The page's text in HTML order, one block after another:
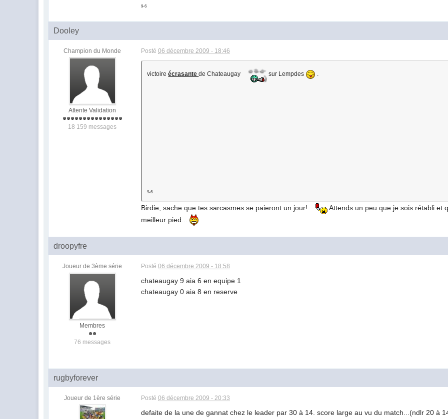
9-6
Dooley
Champion du Monde
Attente Validation
18 159 messages
Posté06 décembre 2009 - 18:46
victoireécrasantede Chateaugay sur Lempdes .
9-6
Birdie, sache que tes sarcasmes se paieront un jour!...
Attends un peu que je sois rétabli et
meilleur pied...
droopyfre
Joueur de 3ème série
Membres
76 messages
Posté06 décembre 2009 - 18:58
chateaugay 9 aia 6 en equipe 1
chateaugay 0 aia 8 en reserve
rugbyforever
Joueur de 1ère série Posté06 décembre 2009 - 20:33
defaite de la une de gannat chez le leader par 30 à 14. score large au vu du match...(ndlr 20 à